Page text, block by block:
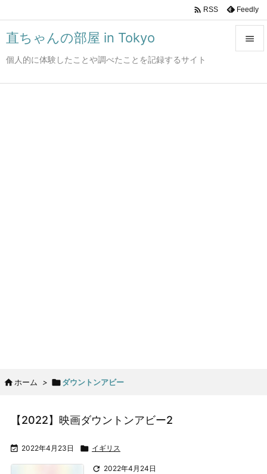
直ちゃんの部屋 in Tokyo
個人的に体験したことや調べたことを記録するサイト

 RSS Feedly
 ホーム > ダウントンアビー
【2022】映画ダウントンアビー2
 2022年4月23日  イギリス
 2022年4月24日